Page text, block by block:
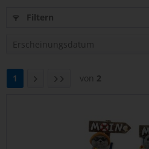
Filtern
1 von 2